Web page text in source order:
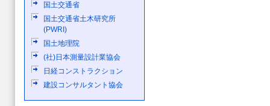
国土交通省
国土交通省土木研究所
(PWRI)
国土地理院
(社)日本測量設計業協会
日経コンストラクション
建設コンサルタント協会